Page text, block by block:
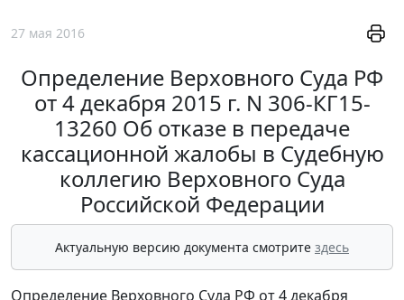
27 мая 2016
Определение Верховного Суда РФ
от 4 декабря 2015 г. N 306-КГ15-
13260 Об отказе в передаче
кассационной жалобы в Судебную
коллегию Верховного Суда
Российской Федерации
Актуальную версию документа смотрите здесь
Определение Верховного Суда РФ от 4 декабря